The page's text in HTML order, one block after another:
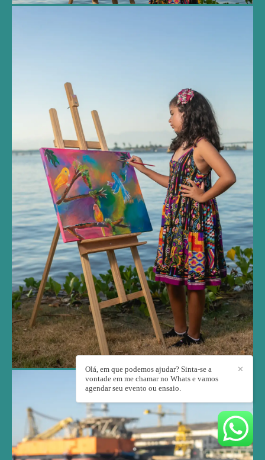
✕
Olá, em que podemos ajudar? Sinta-se a
vontade em me chamar no Whats e vamos
agendar seu evento ou ensaio.